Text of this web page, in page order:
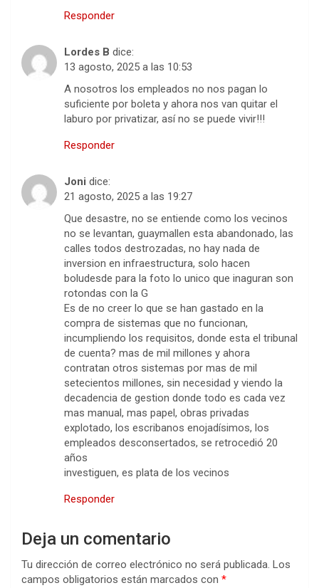
Responder
Lordes B dice:
13 agosto, 2025 a las 10:53
A nosotros los empleados no nos pagan lo
suficiente por boleta y ahora nos van quitar el
laburo por privatizar, así no se puede vivir!!!
Responder
Joni dice:
21 agosto, 2025 a las 19:27
Que desastre, no se entiende como los vecinos
no se levantan, guaymallen esta abandonado, las
calles todos destrozadas, no hay nada de
inversion en infraestructura, solo hacen
boludesde para la foto lo unico que inaguran son
rotondas con la G
Es de no creer lo que se han gastado en la
compra de sistemas que no funcionan,
incumpliendo los requisitos, donde esta el tribunal
de cuenta? mas de mil millones y ahora
contratan otros sistemas por mas de mil
setecientos millones, sin necesidad y viendo la
decadencia de gestion donde todo es cada vez
mas manual, mas papel, obras privadas
explotado, los escribanos enojadísimos, los
empleados desconsertados, se retrocedió 20
años
investiguen, es plata de los vecinos
Responder
Deja un comentario
Tu dirección de correo electrónico no será publicada. Los
campos obligatorios están marcados con *